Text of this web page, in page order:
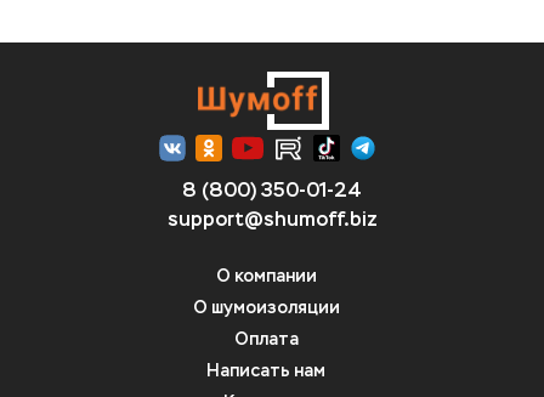
8 (800) 350-01-24
support@shumoff.biz
О компании
О шумоизоляции
Оплата
Написать нам